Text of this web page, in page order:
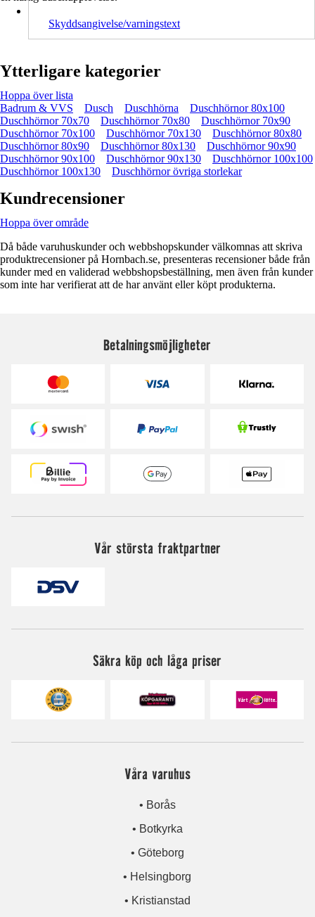
Skyddsangivelse/varningstext
Ytterligare kategorier
Hoppa över lista
Badrum & VVS
Dusch Duschhörna
Duschhörnor 80x100
Duschhörnor 70x70
Duschhörnor 70x80
Duschhörnor 70x90
Duschhörnor 70x100
Duschhörnor 70x130
Duschhörnor 80x80
Duschhörnor 80x90
Duschhörnor 80x130
Duschhörnor 90x90
Duschhörnor 90x100
Duschhörnor 90x130
Duschhörnor 100x100
Duschhörnor 100x130
Duschhörnor övriga storlekar
Kundrecensioner
Hoppa över område
Då både varuhuskunder och webbshopskunder välkomnas att skriva
produktrecensioner på Hornbach.se, presenteras recensioner både från
kunder med en validerad webbshopsbeställning, men även från kunder
som inte har verifierat att de har använt eller köpt produkterna.
Betalningsmöjligheter
Vår största fraktpartner
Säkra köp och låga priser
Våra varuhus
• Borås
• Botkyrka
• Göteborg
• Helsingborg
• Kristianstad